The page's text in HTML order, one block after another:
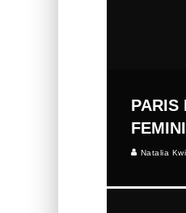
PARIS
Natalia